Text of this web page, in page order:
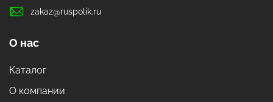
zakaz@ruspolik.ru
О нас
Каталог
О компании